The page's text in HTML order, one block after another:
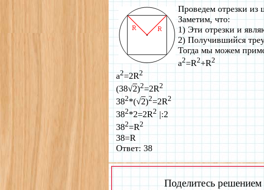
Проведем отрезки из
Заметим, что:
1) Эти отрезки и
2) Получившийся
Тогда мы можем
a2=R2+R2
a2=2R2
(38√2)2=2R2
382*(√2)2=2R2
382*2=2R2|:2
382=R2
38=R
Ответ: 38
Поделитесь решением